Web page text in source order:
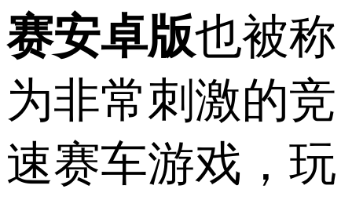
赛安卓版也被称
为非常刺激的竞
速赛车游戏，玩